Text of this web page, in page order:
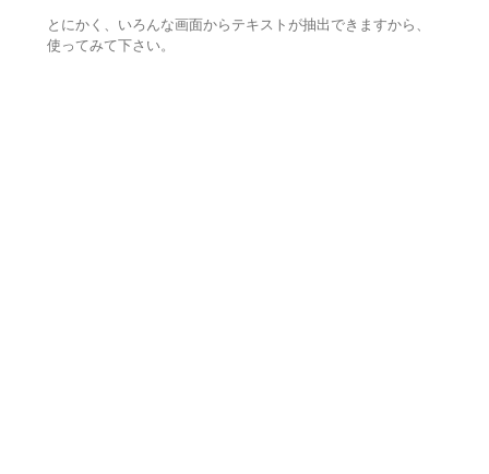
とにかく、いろんな画面からテキストが抽出できますから、
使ってみて下さい。